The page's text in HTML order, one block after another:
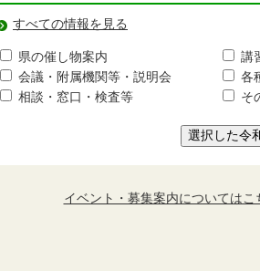
すべての情報を見る
県の催し物案内 講
会議・附属機関等・説明会
各
相談・窓口・検査等
そ
選択した令
イベント・募集案内についてはこ